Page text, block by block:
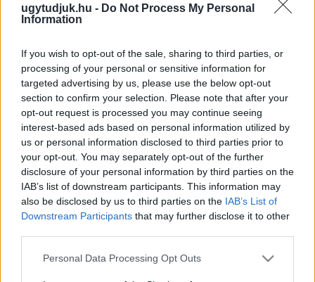
ugytudjuk.hu - Do Not Process My Personal
Information
If you wish to opt-out of the sale, sharing to third parties, or
processing of your personal or sensitive information for
targeted advertising by us, please use the below opt-out
section to confirm your selection. Please note that after your
opt-out request is processed you may continue seeing
interest-based ads based on personal information utilized by
us or personal information disclosed to third parties prior to
your opt-out. You may separately opt-out of the further
disclosure of your personal information by third parties on the
IAB’s list of downstream participants. This information may
also be disclosed by us to third parties on the IAB’s List of
Downstream Participants that may further disclose it to other
Please note that this website/app uses one or more Google
Personal Data Processing Opt Outs
együttműködhetnek..
A MI HAZÁNK IS INDÍT
2024. március. 22. 12:23
Koródi István 2019-ben a Civilek Győrért jelöltje volt.
A LEGTÖBB GYŐRI KÉPVISELŐ KEVESEBBSZER
SZEREPELT A GYŐRPLUSZBAN, MINT A
PAPAGÁJOK
2023. január. 02. 15:42
Az ellenzéki képviselők nevét többnyire le sem írják, a
polgármester viszont összesen 110 képen szerepelt 50
számban. Statisztika!
IPARI PARK-BŐVÍTÉS: A CIVILEK GYŐRÉRT
SZERINT ELHIBÁZOTT A VÁROSHÁZA
KOMMUNIKCIÓJA
2022. augusztus. 16. 16:23